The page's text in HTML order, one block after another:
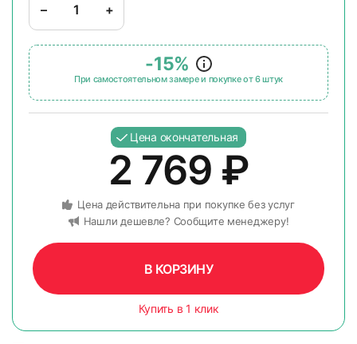
– +
-15%
При самостоятельном замере и покупке от 6 штук
Цена окончательная
2 769 ₽
Цена действительна при покупке без услуг
Нашли дешевле? Сообщите менеджеру!
В КОРЗИНУ
Купить в 1 клик